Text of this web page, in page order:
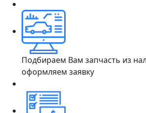
Подбираем Вам запчасть из
оформляем заявку